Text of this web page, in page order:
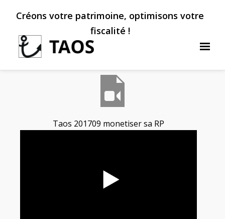
Créons votre patrimoine, optimisons votre
fiscalité !
Taos 201709 monetiser sa RP